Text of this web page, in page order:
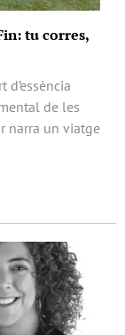
tu corres,
de les
narra un viatge